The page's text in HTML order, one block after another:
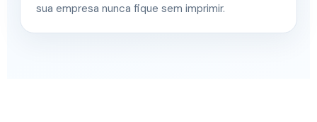
sua empresa nunca fique sem imprimir.